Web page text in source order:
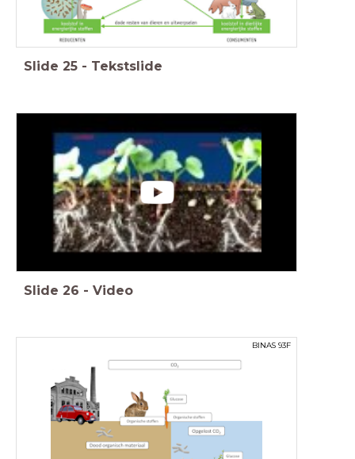
Slide 25 - Tekstslide
Slide 26 - Video
BINAS 93F